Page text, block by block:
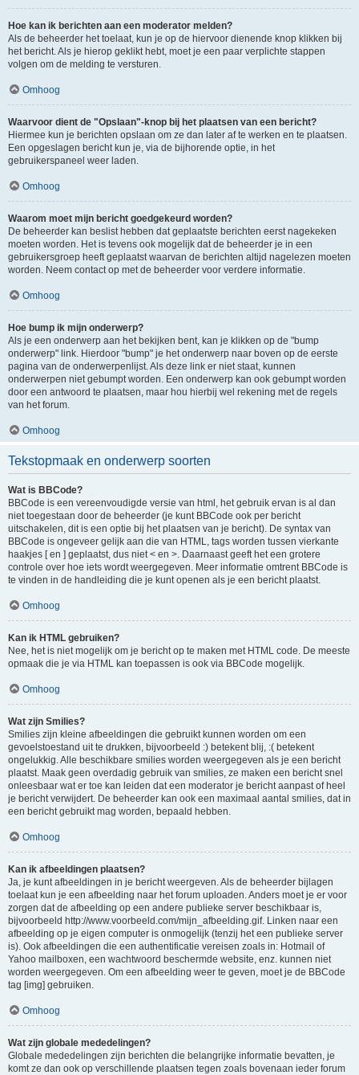
Hoe kan ik berichten aan een moderator melden?
Als de beheerder het toelaat, kun je op de hiervoor dienende knop klikken bij
het bericht. Als je hierop geklikt hebt, moet je een paar verplichte stappen
volgen om de melding te versturen.
Omhoog
Waarvoor dient de "Opslaan"-knop bij het plaatsen van een bericht?
Hiermee kun je berichten opslaan om ze dan later af te werken en te plaatsen.
Een opgeslagen bericht kun je, via de bijhorende optie, in het
gebruikerspaneel weer laden.
Omhoog
Waarom moet mijn bericht goedgekeurd worden?
De beheerder kan beslist hebben dat geplaatste berichten eerst nagekeken
moeten worden. Het is tevens ook mogelijk dat de beheerder je in een
gebruikersgroep heeft geplaatst waarvan de berichten altijd nagelezen moeten
worden. Neem contact op met de beheerder voor verdere informatie.
Omhoog
Hoe bump ik mijn onderwerp?
Als je een onderwerp aan het bekijken bent, kan je klikken op de "bump
onderwerp" link. Hierdoor "bump" je het onderwerp naar boven op de eerste
pagina van de onderwerpenlijst. Als deze link er niet staat, kunnen
onderwerpen niet gebumpt worden. Een onderwerp kan ook gebumpt worden
door een antwoord te plaatsen, maar hou hierbij wel rekening met de regels
van het forum.
Omhoog
Tekstopmaak en onderwerp soorten
Wat is BBCode?
BBCode is een vereenvoudigde versie van html, het gebruik ervan is al dan
niet toegestaan door de beheerder (je kunt BBCode ook per bericht
uitschakelen, dit is een optie bij het plaatsen van je bericht). De syntax van
BBCode is ongeveer gelijk aan die van HTML, tags worden tussen vierkante
haakjes [ en ] geplaatst, dus niet < en >. Daarnaast geeft het een grotere
controle over hoe iets wordt weergegeven. Meer informatie omtrent BBCode is
te vinden in de handleiding die je kunt openen als je een bericht plaatst.
Omhoog
Kan ik HTML gebruiken?
Nee, het is niet mogelijk om je bericht op te maken met HTML code. De meeste
opmaak die je via HTML kan toepassen is ook via BBCode mogelijk.
Omhoog
Wat zijn Smilies?
Smilies zijn kleine afbeeldingen die gebruikt kunnen worden om een
gevoelstoestand uit te drukken, bijvoorbeeld :) betekent blij, :( betekent
ongelukkig. Alle beschikbare smilies worden weergegeven als je een bericht
plaatst. Maak geen overdadig gebruik van smilies, ze maken een bericht snel
onleesbaar wat er toe kan leiden dat een moderator je bericht aanpast of heel
je bericht verwijdert. De beheerder kan ook een maximaal aantal smilies, dat in
een bericht gebruikt mag worden, bepaald hebben.
Omhoog
Kan ik afbeeldingen plaatsen?
Ja, je kunt afbeeldingen in je bericht weergeven. Als de beheerder bijlagen
toelaat kun je een afbeelding naar het forum uploaden. Anders moet je er voor
zorgen dat de afbeelding op een andere publieke server beschikbaar is,
bijvoorbeeld http://www.voorbeeld.com/mijn_afbeelding.gif. Linken naar een
afbeelding op je eigen computer is onmogelijk (tenzij het een publieke server
is). Ook afbeeldingen die een authentificatie vereisen zoals in: Hotmail of
Yahoo mailboxen, een wachtwoord beschermde website, enz. kunnen niet
worden weergegeven. Om een afbeelding weer te geven, moet je de BBCode
tag [img] gebruiken.
Omhoog
Wat zijn globale mededelingen?
Globale mededelingen zijn berichten die belangrijke informatie bevatten, je
komt ze dan ook op verschillende plaatsen tegen zoals bovenaan ieder forum